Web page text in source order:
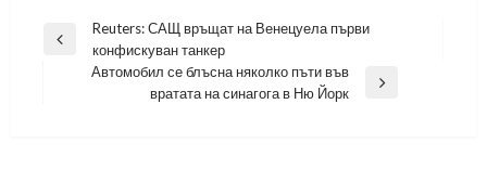
Навигация
Previous
Reuters: САЩ връщат на Венецуела първи
конфискуван танкер
Автомобил се блъсна няколко пъти във
вратата на синагога в Ню Йорк